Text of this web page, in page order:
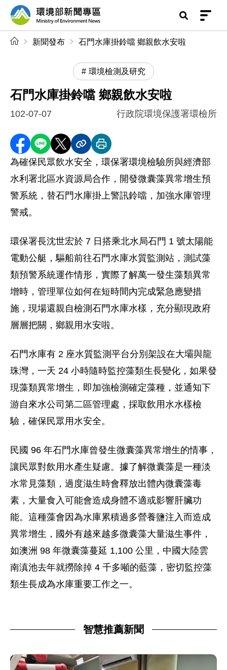
前往中央內容區塊
環境部新聞專區
新聞發布 石門水庫掛鈴噹 鄉親飲水安啦
環境檢測及研究
石門水庫掛鈴噹 鄉親飲水安啦
102-07-07 行政院環境保護署環檢所
分享至 Facebook
分享到 LINE
分享到 X分享內容連結
列印本頁
為確保民眾飲水安全，環保署環境檢驗所與經濟部
水利署北區水資源局合作，開發微囊藻異常增生預
警系統，替石門水庫掛上警訊鈴噹，加強水庫管理
警戒。
環保署長沈世宏於 7 日搭乘北水局石門 1 號太陽能
電動公艇，驅船前往石門水庫水質監測站，測試藻
類預警系統運作情形，實際了解萬一發生藻類異常
增時，管理單位如何在短時間內完成緊急應變措
施，現場還親自檢測石門水庫水樣，充分顯現政府
層層把關，鄉親用水安啦。
石門水庫有 2 座水質監測平台分別架設在大壩與龍
珠灣，一天 24 小時隨時監控藻類生長變化，如果發
現藻類異常增生，即加強檢測確定藻種，並通知下
游自來水公司第二區管理處，採取飲用水水樣檢
驗，確保民眾用水安全。
民國 96 年石門水庫曾發生微囊藻異常增生的情事，
讓民眾對飲用水產生疑慮。據了解微囊藻是一種淡
水常見藻類，過度滋生時會釋放出體內微囊藻毒
素，大量食入可能會造成身體不適或影響肝臟功
能。這種藻會因為水庫累積過多營養鹽注入而造成
異常增生，國外有越來越多微囊藻大量滋生事件，
如澳洲 98 年微囊藻蔓延 1,100 公里，中國大陸雲
南滇池去年就撈除掉 4 千多噸的藍藻，密切監控藻
類生長成為水庫重要工作之一。
智慧推薦新聞